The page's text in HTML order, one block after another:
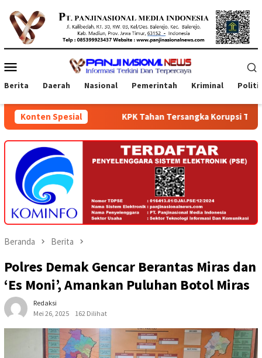
konten
Mobile
Berita Daerah Nasional Pemerintah Kriminal
Konten Spesial
KPK Tahan Tersangka Korupsi Terkait Pengadaan
Beranda Berita
Polres Demak Gencar Berantas Miras dan
‘Es Moni’, Amankan Puluhan Botol Miras
Redaksi
Mei 26, 2025
162 Dilihat